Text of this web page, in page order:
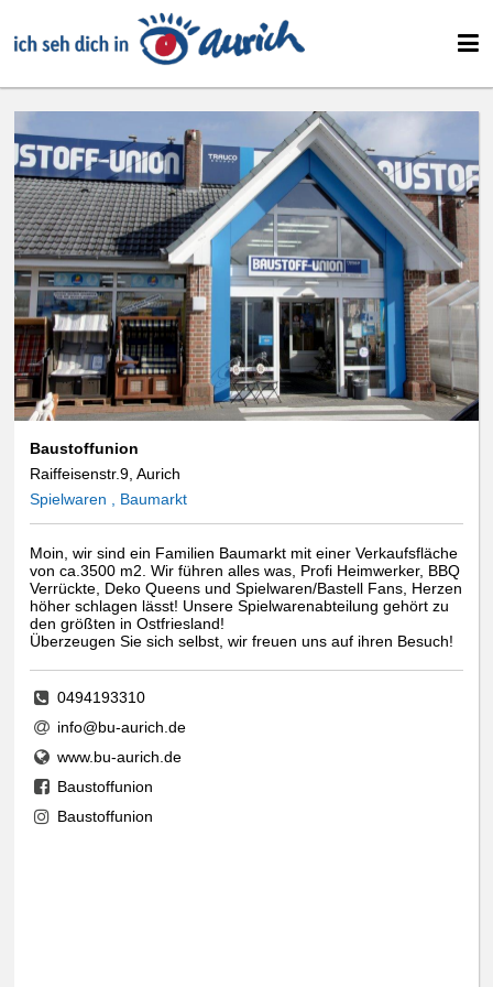
Baustoffunion
Raiffeisenstr.9, Aurich
Spielwaren , Baumarkt
Moin, wir sind ein Familien Baumarkt mit einer Verkaufsfläche
von ca.3500 m2. Wir führen alles was, Profi Heimwerker, BBQ
Verrückte, Deko Queens und Spielwaren/Bastell Fans, Herzen
höher schlagen lässt! Unsere Spielwarenabteilung gehört zu
den größten in Ostfriesland!
Überzeugen Sie sich selbst, wir freuen uns auf ihren Besuch!
0494193310
info@bu-aurich.de
www.bu-aurich.de
Baustoffunion
Baustoffunion